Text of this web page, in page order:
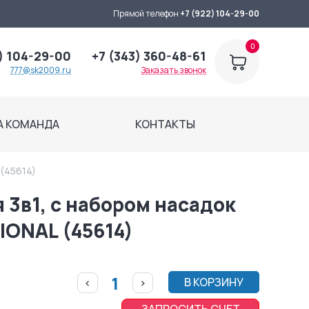
Прямой телефон +7 (922) 104-29-00
104-29-00
777@sk2009.ru
+7 (343) 360-48-61
Заказать звонок
0
КОМАНДА КОНТАКТЫ
с набором насадок
(45614)
< > В КОРЗИНУ